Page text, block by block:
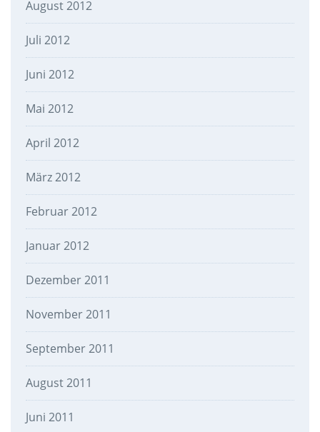
August 2012
Juli 2012
Juni 2012
Mai 2012
April 2012
März 2012
Februar 2012
Januar 2012
Dezember 2011
November 2011
September 2011
August 2011
Juni 2011